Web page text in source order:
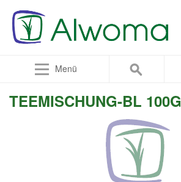
Menü
TEEMISCHUNG-BL 100G